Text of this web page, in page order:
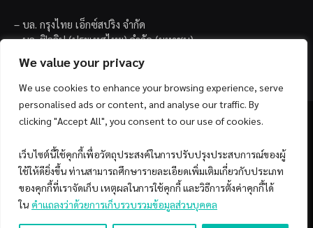
We value your privacy
We use cookies to enhance your browsing experience, serve
personalised ads or content, and analyse our traffic. By
clicking "Accept All", you consent to our use of cookies.
เว็บไซต์นี้ใช้คุกกี้เพื่อวัตถุประสงค์ในการปรับปรุงประสบการณ์ของผู้
ใช้ให้ดียิ่งขึ้น ท่านสามารถศึกษารายละเอียดเพิ่มเติมเกี่ยวกับประเภท
ของคุกกี้ที่เราจัดเก็บ เหตุผลในการใช้คุกกี้ และวิธีการตั้งค่าคุกกี้ได้
ใน คำแถลงว่าด้วยการเก็บรวบรวมข้อมูลส่วนบุคคล
– บล. กรุงไทย เอ็กซ์สปริง จำกัด
– บล. ฟิลลิป (ประเทศไทย) จำกัด (มหาชน)
FacebookYouTube
© 2026 Copyright by SiamQuant.